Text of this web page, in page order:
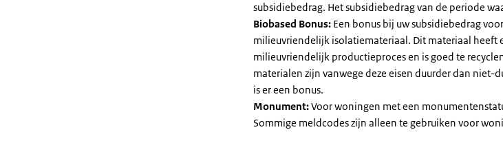
subsidiebedrag. Het subsidiebedrag van de periode
Biobased Bonus: Een bonus bij uw subsidiebedrag
milieuvriendelijk isolatiemateriaal. Dit materiaal heeft
milieuvriendelijk productieproces en is goed te
materialen zijn vanwege deze eisen duurder dan niet-
is er een bonus.
Monument:Voor woningen met een
Sommige meldcodes zijn alleen te gebruiken voor